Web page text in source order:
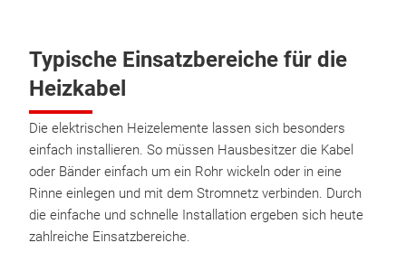
Typische Einsatzbereiche für die
Heizkabel
Die elektrischen Heizelemente lassen sich besonders
einfach installieren. So müssen Hausbesitzer die Kabel
oder Bänder einfach um ein Rohr wickeln oder in eine
Rinne einlegen und mit dem Stromnetz verbinden. Durch
die einfache und schnelle Installation ergeben sich heute
zahlreiche Einsatzbereiche.